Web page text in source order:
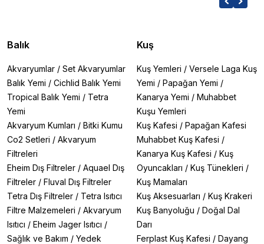
Balık
Akvaryumlar / Set Akvaryumlar
Balık Yemi / Cichlid Balık Yemi
Tropical Balık Yemi / Tetra
Yemi
Akvaryum Kumları / Bitki Kumu
Co2 Setleri / Akvaryum
Filtreleri
Eheim Dış Filtreler / Aquael Dış
Filtreler / Fluval Dış Filtreler
Tetra Dış Filtreler / Tetra Isıtıcı
Filtre Malzemeleri / Akvaryum
Isıtıcı / Eheim Jager Isıtıcı /
Sağlık ve Bakım / Yedek
Kuş
Kuş Yemleri / Versele Laga Kuş
Yemi / Papağan Yemi /
Kanarya Yemi / Muhabbet
Kuşu Yemleri
Kuş Kafesi / Papağan Kafesi
Muhabbet Kuş Kafesi /
Kanarya Kuş Kafesi / Kuş
Oyuncakları / Kuş Tünekleri /
Kuş Mamaları
Kuş Aksesuarları / Kuş Krakeri
Kuş Banyoluğu / Doğal Dal
Darı
Ferplast Kuş Kafesi / Dayang